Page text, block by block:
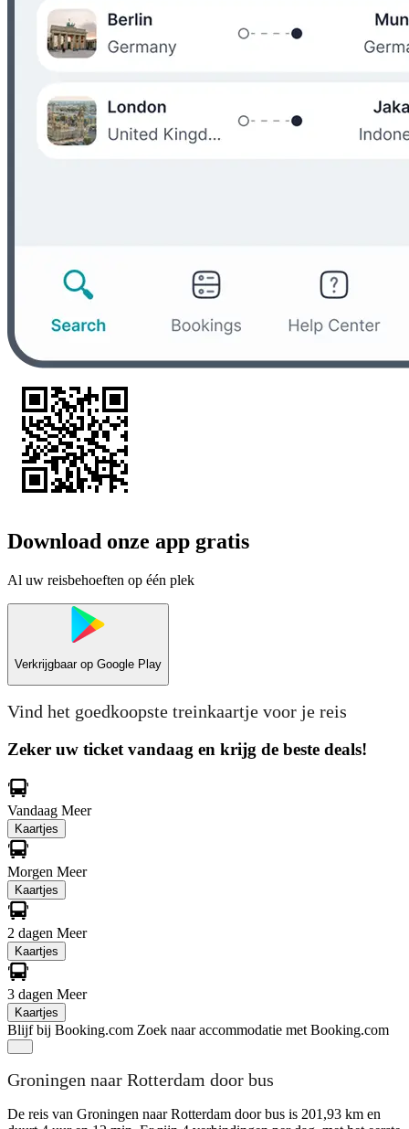
Download onze app gratis
Al uw reisbehoeften op één plek
Verkrijgbaar op Google Play
Vind het goedkoopste treinkaartje voor je reis
Zeker uw ticket vandaag en krijg de beste deals!
Vandaag Meer
Kaartjes
Morgen Meer
Kaartjes
2 dagen Meer
Kaartjes
3 dagen Meer
Kaartjes
Blijf bij Booking.com Zoek naar accommodatie met Booking.com
Groningen naar Rotterdam door bus
De reis van Groningen naar Rotterdam door bus is 201,93 km en